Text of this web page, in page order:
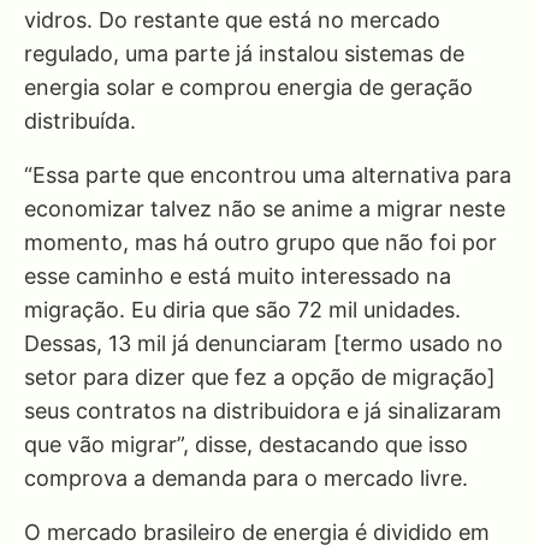
vidros. Do restante que está no mercado
regulado, uma parte já instalou sistemas de
energia solar e comprou energia de geração
distribuída.
“Essa parte que encontrou uma alternativa para
economizar talvez não se anime a migrar neste
momento, mas há outro grupo que não foi por
esse caminho e está muito interessado na
migração. Eu diria que são 72 mil unidades.
Dessas, 13 mil já denunciaram [termo usado no
setor para dizer que fez a opção de migração]
seus contratos na distribuidora e já sinalizaram
que vão migrar”, disse, destacando que isso
comprova a demanda para o mercado livre.
O mercado brasileiro de energia é dividido em